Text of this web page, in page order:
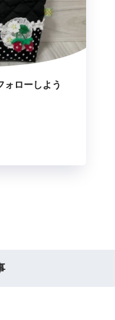
ォローしよう